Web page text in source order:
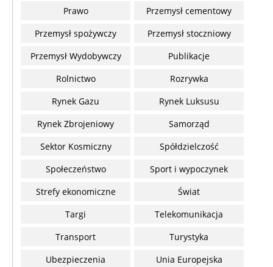
Prawo
Przemysł cementowy
Przemysł spożywczy
Przemysł stoczniowy
Przemysł Wydobywczy
Publikacje
Rolnictwo
Rozrywka
Rynek Gazu
Rynek Luksusu
Rynek Zbrojeniowy
Samorząd
Sektor Kosmiczny
Spółdzielczość
Społeczeństwo
Sport i wypoczynek
Strefy ekonomiczne
Świat
Targi
Telekomunikacja
Transport
Turystyka
Ubezpieczenia
Unia Europejska